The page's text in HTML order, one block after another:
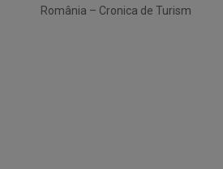
România – Cronica de Turism